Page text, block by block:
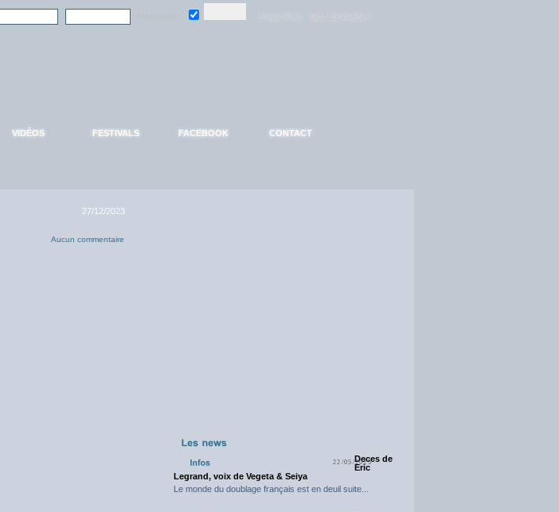
VIDÉOS FESTIVALS FACEBOOK CONTACT
27/12/2023
Aucun commentaire
22/05/2025Deces de
Eric
Legrand, voix de Vegeta & Seiya
Le monde du doublage français est en deuil suite...